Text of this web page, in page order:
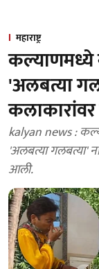
महाराष्ट्र
कल्याणमध्ये
'अलबत्या
kalyan news :
'अलबत्या गलबत्या'
आली.